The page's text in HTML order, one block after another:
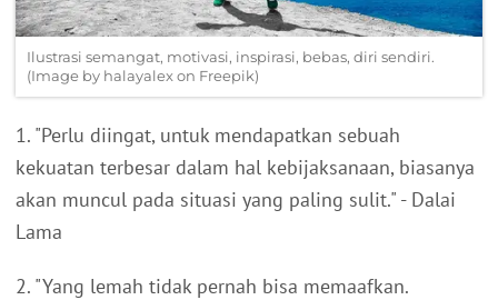
Ilustrasi semangat, motivasi, inspirasi, bebas, diri sendiri.
(Image by halayalex on Freepik)
1. "Perlu diingat, untuk mendapatkan sebuah
kekuatan terbesar dalam hal kebijaksanaan, biasanya
akan muncul pada situasi yang paling sulit." - Dalai
Lama
2. "Yang lemah tidak pernah bisa memaafkan.